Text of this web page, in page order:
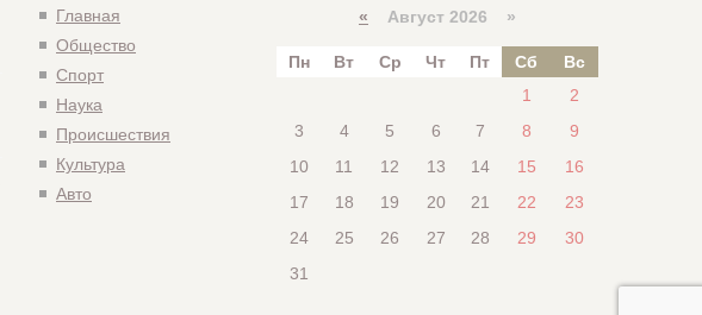
Главная
Общество
Спорт
Наука
Происшествия
Культура
Авто
« Август 2026 »
Пн Вт Ср Чт Пт Сб
Вс
1
2
3
4 5 6 7 8
9
10
11 12 13 14 15
16
17
18 19 20 21 22
23
24
25 26 27 28 29
30
31